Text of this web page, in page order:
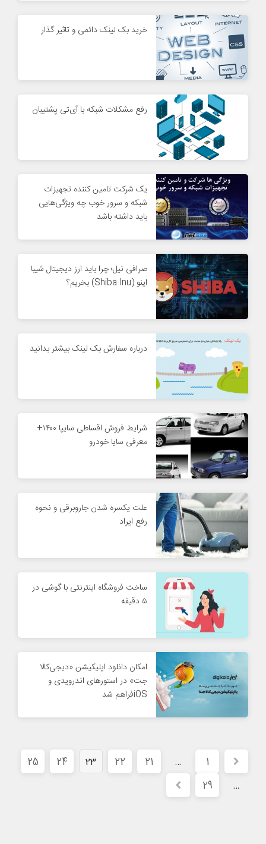
خرید بک لینک دائمی و تاثیر گذار
رفع مشکلات شبکه با آی‌تی پشتیبان
یک شرکت تامین کننده تجهیزات
شبکه و سرور خوب چه ویژگی‌هایی
باید داشته باشد
صرافی نیل؛ چرا باید ارز دیجیتال شیبا
اینو (Shiba Inu) بخریم؟
درباره سفارش بک لینک بیشتر بدانید
شرایط فروش اقساطی سایپا ۱۴۰۰+
معرفی سایا خودرو
علت یکسره شدن جاروبرقی و نحوه
رفع ایراد
ساخت فروشگاه اینترنتی با گوشی در
۵ دقیقه
امکان دانلود اپلیکیشن «دیجی‌کالا
جت» در استورهای اندرویدی و
iOSفراهم شد
1
…
21
22
23
24
25
…
29